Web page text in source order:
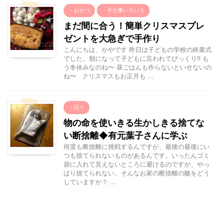
・おやつ ・手仕事いろいろ
まだ間に合う！簡単クリスマスプレ
ゼントを大急ぎで手作り
こんにちは、かやです 昨日は子どもの学校の終業式
でした。朝になって子どもに言われてびっくり‼︎ も
う冬休みなのね〜 昼ごはんも作らないといせないの
ね〜 クリスマスもお正月も ...
・日々
物の命を使いきる生かしきる捨てな
い断捨離◆有元葉子さんに学ぶ
何度も断捨離に挑戦するんですが、最後の最後にい
つも捨てられないものがあるんです。いったんゴミ
袋に入れて見えないところに避けるのですが、やっ
ぱり捨てられない。そんなお家の断捨離の敵をどう
していますか？ ...